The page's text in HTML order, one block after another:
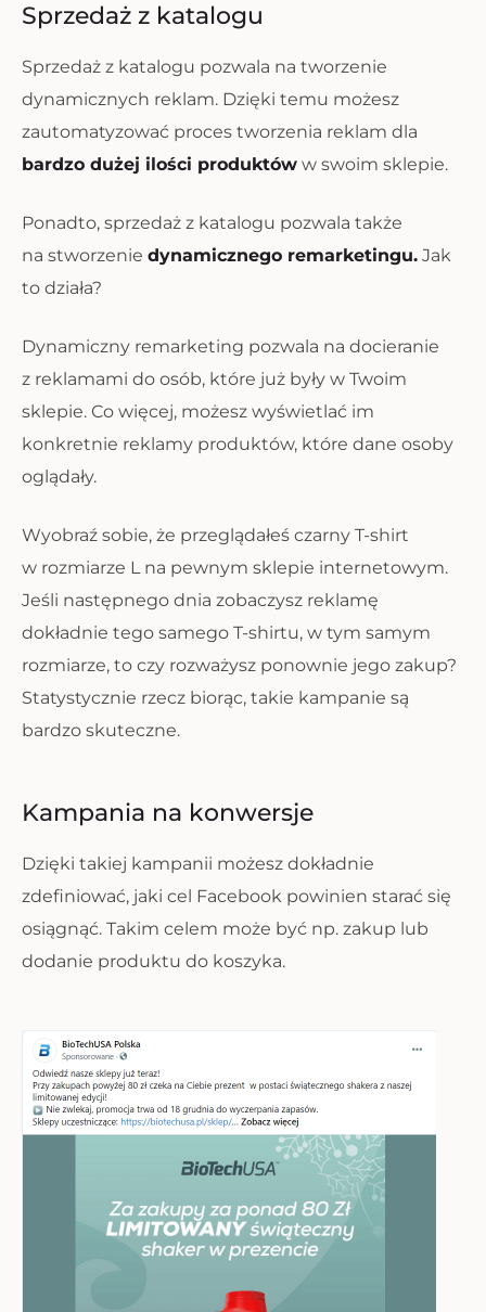
Sprzedaż z katalogu
Sprzedaż z katalogu pozwala na tworzenie
dynamicznych reklam. Dzięki temu możesz
zautomatyzować proces tworzenia reklam dla
bardzo dużej ilości produktów w swoim sklepie.
Ponadto, sprzedaż z katalogu pozwala także
na stworzenie dynamicznego remarketingu. Jak
to działa?
Dynamiczny remarketing pozwala na docieranie
z reklamami do osób, które już były w Twoim
sklepie. Co więcej, możesz wyświetlać im
konkretnie reklamy produktów, które dane osoby
oglądały.
Wyobraź sobie, że przeglądałeś czarny T-shirt
w rozmiarze L na pewnym sklepie internetowym.
Jeśli następnego dnia zobaczysz reklamę
dokładnie tego samego T-shirtu, w tym samym
rozmiarze, to czy rozważysz ponownie jego zakup?
Statystycznie rzecz biorąc, takie kampanie są
bardzo skuteczne.
Kampania na konwersje
Dzięki takiej kampanii możesz dokładnie
zdefiniować, jaki cel Facebook powinien starać się
osiągnąć. Takim celem może być np. zakup lub
dodanie produktu do koszyka.